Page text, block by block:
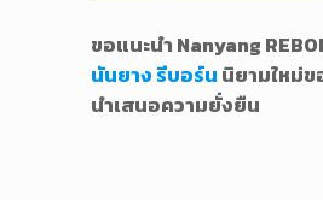
ขอแนะนำ Nanyang
นันยาง รีบอร์น นิยามใหม่ข
นำเสนอความยั่งยืน